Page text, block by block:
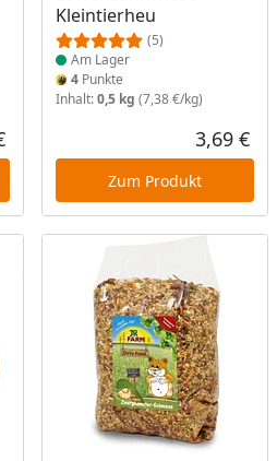
Aktueller Preis
Kleintierheu
(5)
Am Lager
4Punkte
Inhalt:0,5 kg (7,38 €/kg)
3,69 €
Zum Produkt